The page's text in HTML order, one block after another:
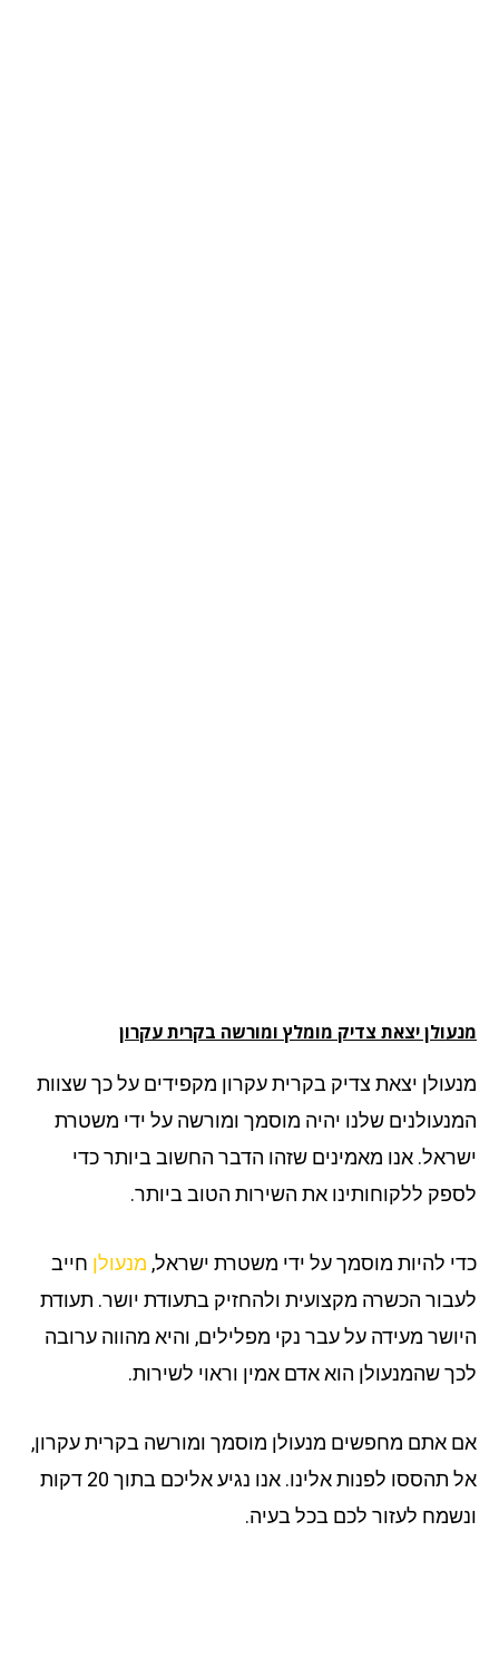
יצאת צדיק מומלץ ומורשה בקרית עקרון
יצאת צדיק בקרית עקרון מקפידים על כך שצוות
שלנו יהיה מוסמך ומורשה על ידי משטרת
אנו מאמינים שזהו הדבר החשוב ביותר כדי
ללקוחותינו את השירות הטוב ביותר.
להיות מוסמך על ידי משטרת ישראל,מנעולןחייב
הכשרה מקצועית ולהחזיק בתעודת יושר. תעודת
מעידה על עבר נקי מפלילים, והיא מהווה ערובה
שהמנעולן הוא אדם אמין וראוי לשירות.
אתם מחפשים מנעולן מוסמך ומורשה בקרית עקרון,
אל תהססו לפנות אלינו. אנו נגיע אליכם בתוך 20 דקות
לעזור לכם בכל בעיה.